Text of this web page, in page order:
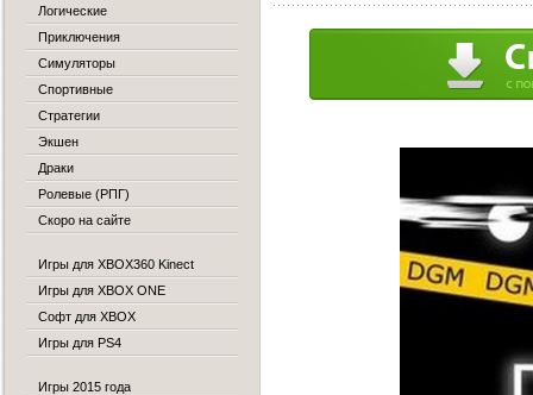
Логические
Приключения
Симуляторы
Спортивные
Стратегии
Экшен
Драки
Ролевые (РПГ)
Скоро на сайте
Игры для XBOX360 Kinect
Игры для XBOX ONE
Софт для XBOX
Игры для PS4
Игры 2015 года